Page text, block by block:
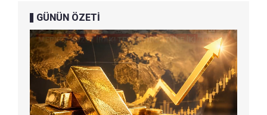
GÜNÜN ÖZETİ